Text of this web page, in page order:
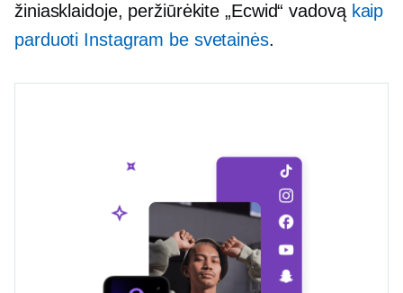
žiniasklaidoje, peržiūrėkite „Ecwid“ vadovą kaip
parduoti Instagram be svetainės.